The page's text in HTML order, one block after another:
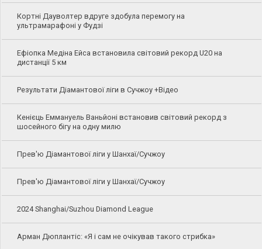
Кортні Дауволтер вдруге здобула перемогу на
ультрамарафоні у Фудзі
Ефіопка Медіна Ейса встановила світовий рекорд U20 на
дистанції 5 км
Результати Діамантової ліги в Сучжоу +Відео
Кенієць Еммануель Ваньйоні встановив світовий рекорд з
шосейного бігу на одну милю
Прев'ю Діамантової ліги у Шанхаї/Сучжоу
Прев'ю Діамантової ліги у Шанхаї/Сучжоу
2024 Shanghai/Suzhou Diamond League
Арман Дюплантіс: «Я і сам не очікував такого стрибка»